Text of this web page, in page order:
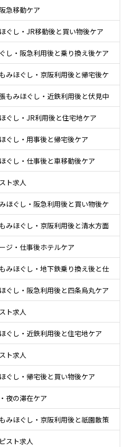
急移動ケア
ぐし・JR移動後と買い物後ケア
し・阪急利用後と乗り換え後ケア
みほぐし・京阪利用後と帰宅後ケ
もみほぐし・近鉄利用後と伏見中
ぐし・JR利用後と住宅地ケア
ぐし・用事後と帰宅後ケア
ぐし・仕事後と車移動後ケア
ト求人
ほぐし・阪急利用後と買い物後ケ
みほぐし・京阪利用後と清水方面
ジ・仕事後ホテルケア
みほぐし・地下鉄乗り換え後と仕
ぐし・阪急利用後と四条烏丸ケア
ト求人
ぐし・近鉄利用後と住宅地ケア
ト求人
ぐし・帰宅後と買い物後ケア
夜の滞在ケア
みほぐし・京阪利用後と祇園散策
スト求人